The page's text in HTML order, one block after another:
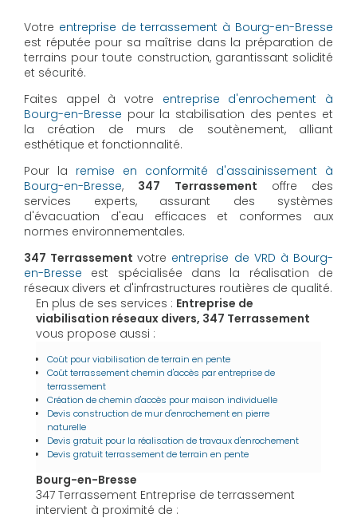
Votre entreprise de terrassement à Bourg-en-Bresse
est réputée pour sa maîtrise dans la préparation de
terrains pour toute construction, garantissant solidité
et sécurité.
Faites appel à votre entreprise d'enrochement à
Bourg-en-Bresse pour la stabilisation des pentes et
la création de murs de soutènement, alliant
esthétique et fonctionnalité.
Pour la remise en conformité d'assainissement à
Bourg-en-Bresse, 347 Terrassement offre des
services experts, assurant des systèmes
d'évacuation d'eau efficaces et conformes aux
normes environnementales.
347 Terrassementvotre entreprise de VRD à Bourg-
en-Bresse est spécialisée dans la réalisation de
réseaux divers et d'infrastructures routières de qualité.
En plus de ses services : Entreprise de
viabilisation réseaux divers, 347 Terrassement
vous propose aussi :
Coût pour viabilisation de terrain en pente
Coût terrassement chemin d'accès par entreprise de
terrassement
Création de chemin d'accès pour maison individuelle
Devis construction de mur d'enrochement en pierre
naturelle
Devis gratuit pour la réalisation de travaux d'enrochement
Devis gratuit terrassement de terrain en pente
Bourg-en-Bresse
347 Terrassement Entreprise de terrassement
intervient à proximité de :